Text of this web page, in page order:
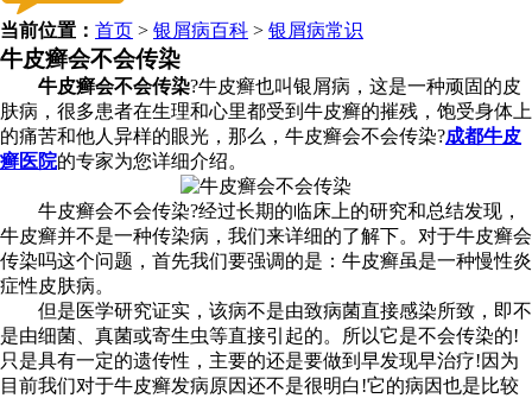
当前位置： 首页 > 银屑病百科 > 银屑病常识
牛皮癣会不会传染
牛皮癣会不会传染?牛皮癣也叫银屑病，这是一种顽固的皮
肤病，很多患者在生理和心里都受到牛皮癣的摧残，饱受身体上
的痛苦和他人异样的眼光，那么，牛皮癣会不会传染?成都牛皮
癣医院的专家为您详细介绍。
牛皮癣会不会传染?经过长期的临床上的研究和总结发现，
牛皮癣并不是一种传染病，我们来详细的了解下。对于牛皮癣会
传染吗这个问题，首先我们要强调的是：牛皮癣虽是一种慢性炎
症性皮肤病。
但是医学研究证实，该病不是由致病菌直接感染所致，即不
是由细菌、真菌或寄生虫等直接引起的。所以它是不会传染的!
只是具有一定的遗传性，主要的还是要做到早发现早治疗!因为
目前我们对于牛皮癣发病原因还不是很明白!它的病因也是比较